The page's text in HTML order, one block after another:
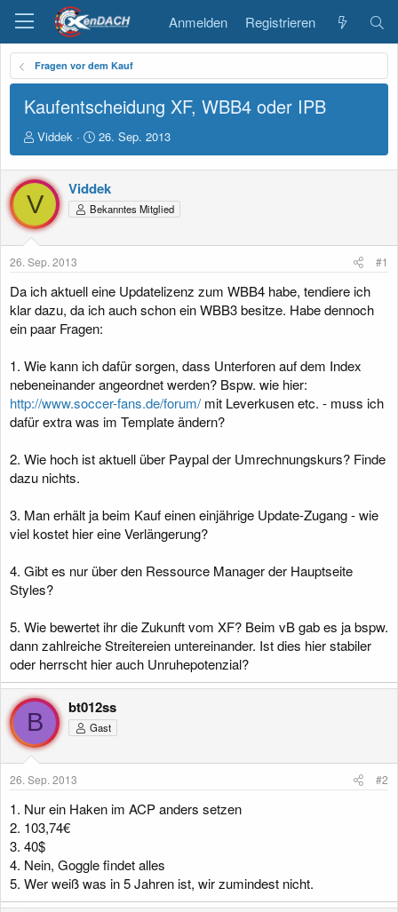
Anmelden Registrieren
Fragen vor dem Kauf
Kaufentscheidung XF, WBB4 oder IPB
E
r
s
t
e
l
l
e
r
Viddek
E
r
s
t
e
l
t
26. Sep. 2013
V
Viddek
Bekanntes Mitglied
26. Sep. 2013 #1
Da ich aktuell eine Updatelizenz zum WBB4 habe, tendiere ich
klar dazu, da ich auch schon ein WBB3 besitze. Habe dennoch
ein paar Fragen:
1. Wie kann ich dafür sorgen, dass Unterforen auf dem Index
nebeneinander angeordnet werden? Bspw. wie hier:
http://www.soccer-fans.de/forum/ mit Leverkusen etc. - muss ich
dafür extra was im Template ändern?
2. Wie hoch ist aktuell über Paypal der Umrechnungskurs? Finde
dazu nichts.
3. Man erhält ja beim Kauf einen einjährige Update-Zugang - wie
viel kostet hier eine Verlängerung?
4. Gibt es nur über den Ressource Manager der Hauptseite
Styles?
5. Wie bewertet ihr die Zukunft vom XF? Beim vB gab es ja bspw.
dann zahlreiche Streitereien untereinander. Ist dies hier stabiler
oder herrscht hier auch Unruhepotenzial?
B
bt012ss
Gast
26. Sep. 2013 #2
1. Nur ein Haken im ACP anders setzen
2. 103,74€
3. 40$
4. Nein, Goggle findet alles
5. Wer weiß was in 5 Jahren ist, wir zumindest nicht.